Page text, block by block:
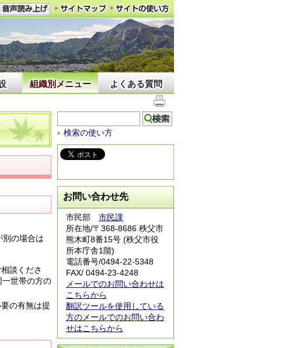
組織別メニュー よくある質問
別の場合は
談くださ
世帯の方の
の有無は提
検索の使い方
お問い合わせ先
市民部 市民課
所在地/〒368-8686 秩父市
熊木町8番15号 (秩父市役
所本庁舎1階)
電話番号/0494-22-5348
FAX/ 0494-23-4248
メールでのお問い合わせは
こちらから
翻訳ツールを使用している
方のメールでのお問い合わ
せはこちらから